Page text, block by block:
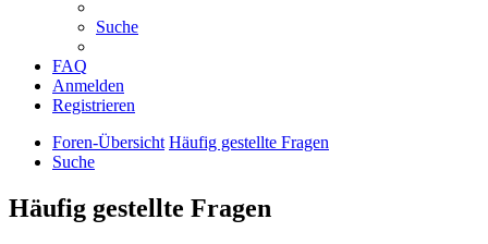
Suche
FAQ
Anmelden
Registrieren
Foren-Übersicht Häufig gestellte Fragen
Suche
Häufig gestellte Fragen